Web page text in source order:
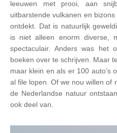
leeuwen met prooi, aan
uitbarstende vulkanen en
ontdekt. Dat is natuurlijk
is niet alleen enorm diverse,
spectaculair. Anders was
boeken over te schrijven. Maar
maar klein en als er 100 auto’s
al file lopen. Of we nou willen of
de Nederlandse natuur
ook deel van.